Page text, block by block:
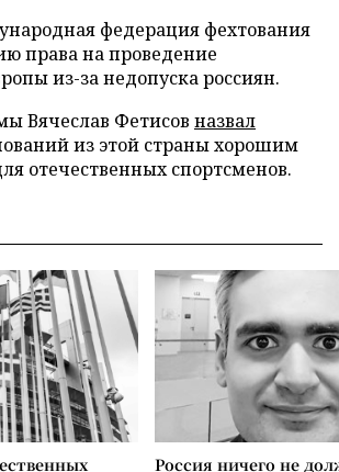
федерация фехтования
права на проведение
из-за недопуска россиян.
Вячеслав Фетисов назвал
из этой страны хорошим
отечественных спортсменов.
Россия ничего не